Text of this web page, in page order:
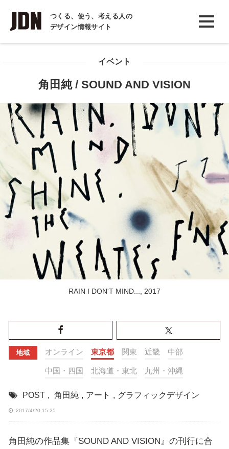
つくる、使う、考える人の
デザイン情報サイト
INTERVIEW
インタビュー
コラム
イベント
角田純 / SOUND AND VISION
RAIN I DON'T MIND..., 2017
地域 オンライン 東京都 関東 近畿 中部
中国・四国 北海道・東北 九州・沖縄
POST , 角田純 , アート , グラフィックデザイン
2017/4/20 15:25
角田純の作品集『SOUND AND VISION』の刊行に合